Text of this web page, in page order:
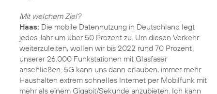
Mit welchem Ziel?
Haas: Die mobile Datennutzung in Deutschland legt
jedes Jahr um über 50 Prozent zu. Um diesen Verkehr
weiterzuleiten, wollen wir bis 2022 rund 70 Prozent
unserer 26.000 Funkstationen mit Glasfaser
anschließen. 5G kann uns dann erlauben, immer mehr
Haushalten extrem schnelles Internet per Mobilfunk mit
mehr als einem Gigabit/Sekunde anzubieten. Ich kann